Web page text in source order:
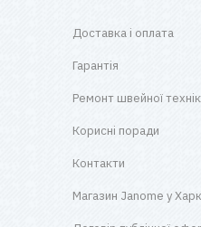
Доставка і оплата
Гарантія
Ремонт швейної
Корисні поради
Контакти
Магазин Janome у